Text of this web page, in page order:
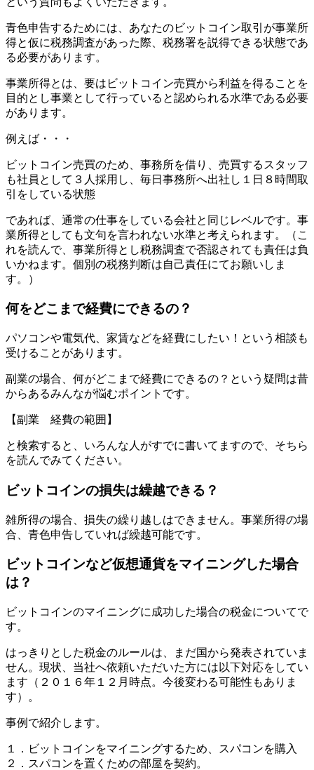
青色申告するためには、あなたのビットコイン取引が事業所
得と仮に税務調査があった際、税務署を説得できる状態であ
る必要があります。
事業所得とは、要はビットコイン売買から利益を得ることを
目的とし事業として行っていると認められる水準である必要
があります。
例えば・・・
ビットコイン売買のため、事務所を借り、売買するスタッフ
も社員として３人採用し、毎日事務所へ出社し１日８時間取
引をしている状態
であれば、通常の仕事をしている会社と同じレベルです。事
業所得としても文句を言われない水準と考えられます。（こ
れを読んで、事業所得とし税務調査で否認されても責任は負
いかねます。個別の税務判断は自己責任にてお願いしま
す。）
何をどこまで経費にできるの？
パソコンや電気代、家賃などを経費にしたい！という相談も
受けることがあります。
副業の場合、何がどこまで経費にできるの？という疑問は昔
からあるみんなが悩むポイントです。
【副業 経費の範囲】
と検索すると、いろんな人がすでに書いてますので、そちら
を読んでみてください。
ビットコインの損失は繰越できる？
雑所得の場合、損失の繰り越しはできません。事業所得の場
合、青色申告していれば繰越可能です。
ビットコインなど仮想通貨をマイニングした場合
は？
ビットコインのマイニングに成功した場合の税金についてで
す。
はっきりとした税金のルールは、まだ国から発表されていま
せん。現状、当社へ依頼いただいた方には以下対応をしてい
ます（２０１６年１２月時点。今後変わる可能性もありま
す）。
事例で紹介します。
１．ビットコインをマイニングするため、スパコンを購入
２．スパコンを置くための部屋を契約。